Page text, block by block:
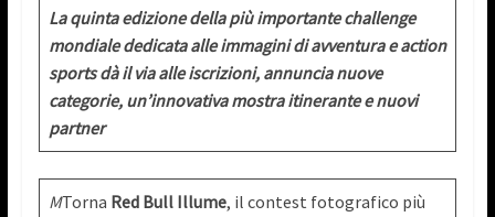
La quinta edizione della più importante challenge
mondiale dedicata alle immagini di avventura e action
sports dà il via alle iscrizioni, annuncia nuove
categorie, un’innovativa mostra itinerante e nuovi
partner
MTorna Red Bull Illume, il contest fotografico più